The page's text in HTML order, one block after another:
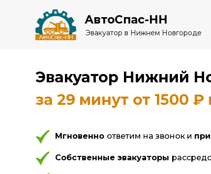
Эвакуатор в Нижнем Новгороде
АвтоСпас-НН
Эвакуатор Нижний
за 29 минут от 1500
Мгновенно ответим на звонок и
Собственные эвакуаторы